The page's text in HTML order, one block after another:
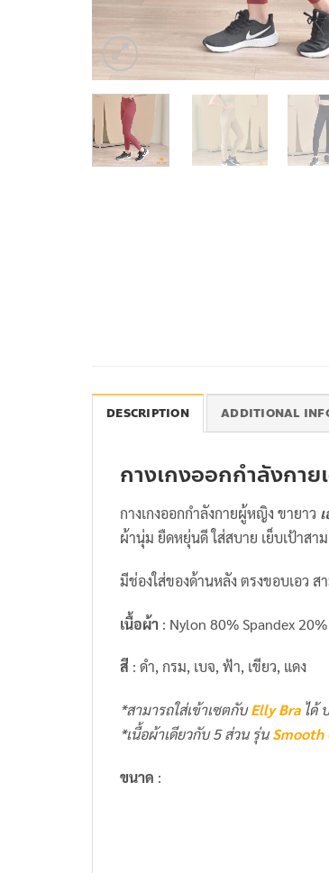
DESCRIPTION ADDITIONAL
กางเกงออกกำลังกาย
กางเกงออกกำลังกายผู้หญิง ขายาว
ผ้านุ่ม ยืดหยุ่นดี ใส่สบาย เย็บเป้าสา
มีช่องใส่ของด้านหลัง ตรงขอบเอว
เนื้อผ้า : Nylon 80% Spandex 20%
สี : ดำ, กรม, เบจ, ฟ้า, เขียว, แดง
*สามารถใส่เข้าเซตกับElly Bra ได้
*เนื้อผ้าเดียวกับ 5 ส่วน รุ่นSmooth
ขนาด :